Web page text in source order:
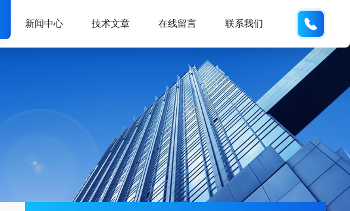
新闻中心 技术文章 在线留言 联系我们